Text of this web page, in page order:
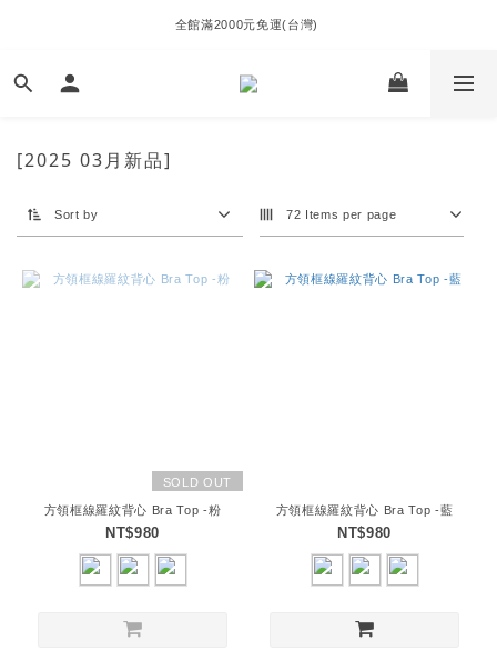
全館滿2000元免運(台灣)
[2025 03月新品]
Sort by 72 Items per page
SOLD OUT
方領框線羅紋背心 Bra Top -粉
NT$980
方領框線羅紋背心 Bra Top -藍
NT$980